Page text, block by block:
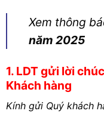
Xem thông
năm 2025
1. LDT gửi lời
Khách hàng
Kính gửi Quý khách